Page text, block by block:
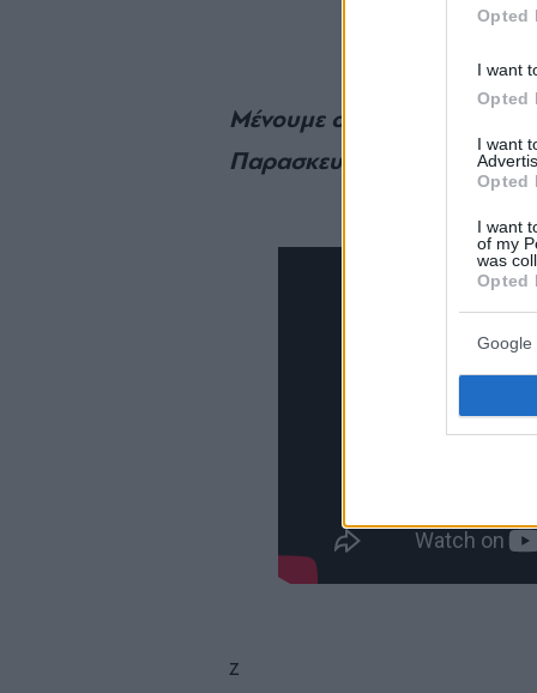
Opted
I want
Opted
I want
Opted
I want
of my
was
Opted
Google
Μένουμε στο σπίτι με την
Παρασκευή 1η Μαΐου στις
z